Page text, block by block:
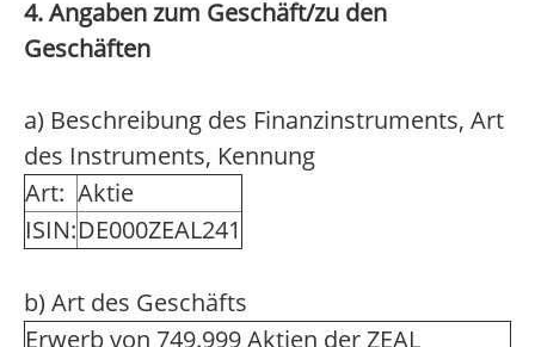
4. Angaben zum Geschäft/zu den
Geschäften
a) Beschreibung des Finanzinstruments, Art
des Instruments, Kennung
Art: Aktie
ISIN:DE000ZEAL241
b) Art des Geschäfts
Erwerb von 749.999 Aktien der ZEAL